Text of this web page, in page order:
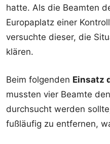
hatte. Als die Beamten
Europaplatz einer
versuchte dieser, die
klären.
Beim folgenden Einsatz
mussten vier Beamte
durchsucht werden
fußläufig zu entfernen,